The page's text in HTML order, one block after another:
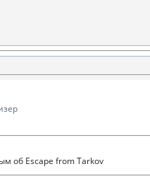
об Escape from Tarkov